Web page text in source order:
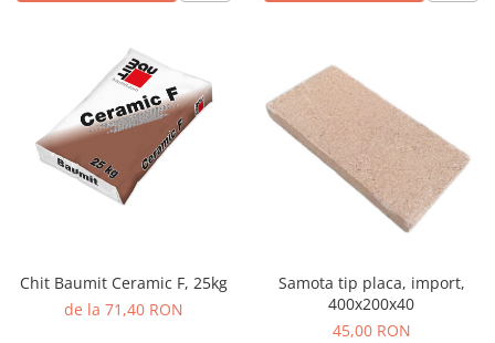
Chit Baumit Ceramic F, 25kg
de la 71,40 RON
Samota tip placa, import,
400x200x40
45,00 RON